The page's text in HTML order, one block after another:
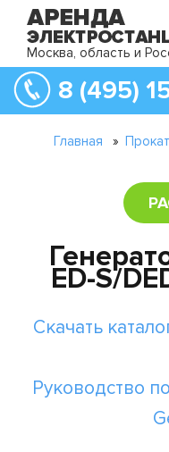
Москва, область и
8 (495)
Главная »
ED-S/
Скачать
Руководство